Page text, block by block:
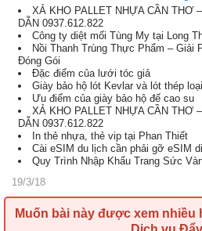
XẢ KHO PALLET NHỰA CẦN THƠ
DẪN 0937.612.822
Công ty diệt mối Tùng My tại Long
Nồi Thanh Trùng Thực Phẩm – Giải
Đóng Gói
Đặc điểm của lưới tóc giả
Giày bảo hộ lót Kevlar và lót thép
Ưu điểm của giày bảo hộ đế cao su
XẢ KHO PALLET NHỰA CẦN THƠ
DẪN 0937.612.822
In thẻ nhựa, thẻ vip tại Phan Thiết
Cài eSIM du lịch cần phải gỡ eSIM
Quy Trình Nhập Khẩu Trang Sức
19/3/18
Muốn bài này được xem nhiều